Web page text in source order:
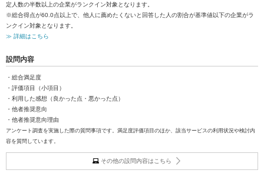
定人数の半数以上の企業がランクイン対象となります。
※総合得点が60.0点以上で、他人に薦めたくないと回答した人の割合が基準値以下の企業がラ
ンクイン対象となります。
≫ 詳細はこちら
設問内容
・総合満足度
・評価項目（小項目）
・利用した感想（良かった点・悪かった点）
・他者推奨意向
・他者推奨意向理由
アンケート調査を実施した際の質問事項です。満足度評価項目のほか、該当サービスの利用状況や検討内
容を質問しています。
その他の設問内容はこちら